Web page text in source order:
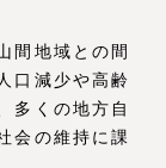
間地域との間
口減少や高齢
多くの地方自
会の維持に課